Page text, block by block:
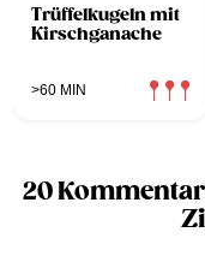
Trüffelkugeln mit
Kirschganache
>60 MIN
20